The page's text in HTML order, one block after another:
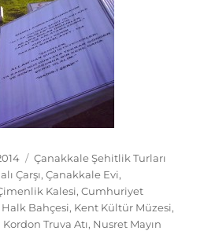
Kategoriler
Çanakkale Şehitlik Turları
Çarşı,Çanakkale Evi,
Kalesi,Cumhuriyet
Halk Bahçesi, Kent Kültür Müzesi,
Kordon Truva Atı, Nusret Mayın